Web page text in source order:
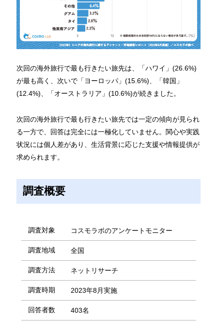
次回の海外旅行で最も行きたい旅先は、「ハワイ」(26.6%)
が最も高く、次いで「ヨーロッパ」(15.6%)、「韓国」
(12.4%)、「オーストラリア」(10.6%)が続きました。
次回の海外旅行で最も行きたい旅先では一定の傾向が見られ
る一方で、回答は完全には一極化していません。関心や実践
状況には個人差があり、生活背景に応じた支援や情報提供が
求められます。
調査概要
調査対象 コスモラボのアンケートモニター
調査地域 全国
調査方法 ネットリサーチ
調査時期 2023年8月実施
回答者数 403名